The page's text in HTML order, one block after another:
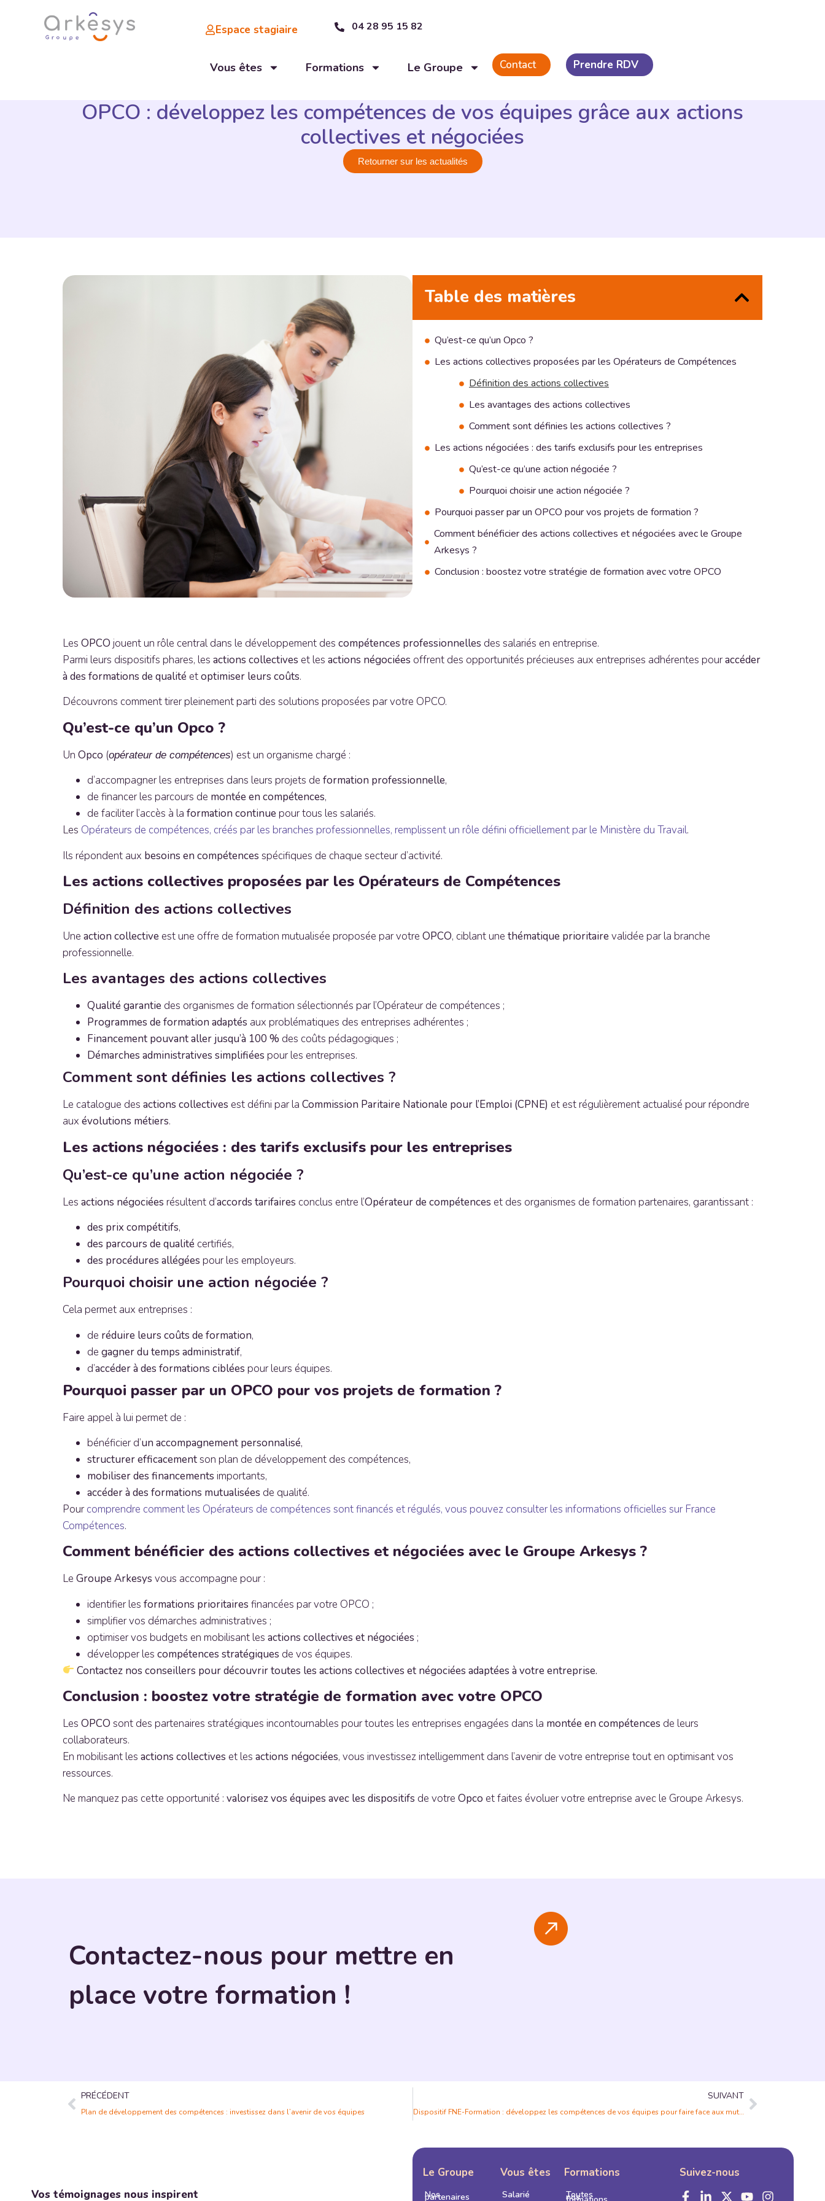
Espace stagiaire 04 28 95 15 82
Vous êtes Formations Le Groupe Contact Prendre RDV
OPCO : développez les compétences de vos équipes grâce aux actions
collectives et négociées
Retourner sur les actualités
Table des matières
Qu’est-ce qu’un Opco ?
Les actions collectives proposées par les Opérateurs de Compétences
Définition des actions collectives
Les avantages des actions collectives
Comment sont définies les actions collectives ?
Les actions négociées : des tarifs exclusifs pour les entreprises
Qu’est-ce qu’une action négociée ?
Pourquoi choisir une action négociée ?
Pourquoi passer par un OPCO pour vos projets de formation ?
Comment bénéficier des actions collectives et négociées avec le Groupe
Arkesys ?
Conclusion : boostez votre stratégie de formation avec votre OPCO
Les OPCO jouent un rôle central dans le développement des compétences professionnelles des salariés en entreprise.
Parmi leurs dispositifs phares, les actions collectives et les actions négociées offrent des opportunités précieuses aux entreprises adhérentes pouraccéder
à des formations de qualité etoptimiser leurs coûts.
Découvrons comment tirer pleinement parti des solutions proposées par votre OPCO.
Qu’est-ce qu’un Opco ?
Un Opco (opérateur de compétences) est un organisme chargé :
d’accompagner les entreprises dans leurs projets de formation professionnelle,
de financer les parcours de montée en compétences,
de faciliter l’accès à la formation continuepour tous les salariés.
Les Opérateurs de compétences, créés par les branches professionnelles, remplissent un rôle défini officiellement par le Ministère du Travail.
Ils répondent aux besoins en compétences spécifiques de chaque secteur d’activité.
Les actions collectives proposées par les Opérateurs de Compétences
Définition des actions collectives
Une action collective est une offre de formation mutualisée proposée par votre OPCO, ciblant une thématique prioritairevalidée par la branche
professionnelle.
Les avantages des actions collectives
Qualité garantie des organismes de formation sélectionnés par l’Opérateur de compétences ;
Programmes de formation adaptés aux problématiques des entreprises adhérentes ;
Financement pouvant aller jusqu’à 100 % des coûts pédagogiques ;
Démarches administratives simplifiées pour les entreprises.
Comment sont définies les actions collectives ?
Le catalogue des actions collectives est défini par la Commission Paritaire Nationale pour l’Emploi (CPNE) et est régulièrement actualisé pour répondre
aux évolutions métiers.
Les actions négociées : des tarifs exclusifs pour les entreprises
Qu’est-ce qu’une action négociée ?
Les actions négociées résultent d’accords tarifaires conclus entre l’Opérateur de compétences et des organismes de formation partenaires, garantissant :
des prix compétitifs,
des parcours de qualité certifiés,
des procédures allégées pour les employeurs.
Pourquoi choisir une action négociée ?
Cela permet aux entreprises :
de réduire leurs coûts de formation,
de gagner du temps administratif,
d’accéder à des formations ciblées pour leurs équipes.
Pourquoi passer par un OPCO pour vos projets de formation ?
Faire appel à lui permet de :
bénéficier d’un accompagnement personnalisé,
structurer efficacementson plan de développement des compétences,
mobiliser des financements importants,
accéder à des formations mutualisées de qualité.
Pourcomprendre comment les Opérateurs de compétences sont financés et régulés, vous pouvez consulter les informations officielles sur France
Compétences.
Comment bénéficier des actions collectives et négociées avec le Groupe Arkesys ?
Le Groupe Arkesys vous accompagne pour :
identifier les formations prioritaires financées par votre OPCO ;
simplifier vos démarches administratives ;
optimiser vos budgets en mobilisant les actions collectives et négociées ;
développer les compétences stratégiques de vos équipes.
Contactez nos conseillers pour découvrir toutes les actions collectives et négociées adaptées à votre entreprise.
Conclusion : boostez votre stratégie de formation avec votre OPCO
Les OPCO sont des partenaires stratégiques incontournables pour toutes les entreprises engagées dans la montée en compétences de leurs
collaborateurs.
En mobilisant les actions collectives et les actions négociées, vous investissez intelligemment dans l’avenir de votre entreprise tout en optimisant vos
ressources.
Ne manquez pas cette opportunité : valorisez vos équipes avec les dispositifs de votre Opco et faites évoluer votre entreprise avec le Groupe Arkesys.
Contactez-nous pour mettre en
place votre formation !
PRÉCÉDENT
Plan de développement des compétences : investissez dans l’avenir de vos équipes
SUIVANT
Dispositif FNE-Formation : développez les compétences de vos équipes pour faire face aux mutations économiques
Vos témoignages nous inspirent
Le Groupe
Nos
partenaires
Vous êtes
Salarié
Formations
Toutes
nos
Suivez-nous